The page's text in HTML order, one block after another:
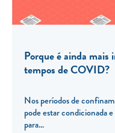
Porque é ainda
tempos de COVID?
Nos períodos de
pode estar condicionada
para...